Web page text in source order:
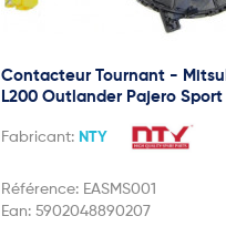
Contacteur Tournant -
L200 Outlander Pajero Sport
Fabricant: NTY
Référence: EASMS001
Ean: 5902048890207